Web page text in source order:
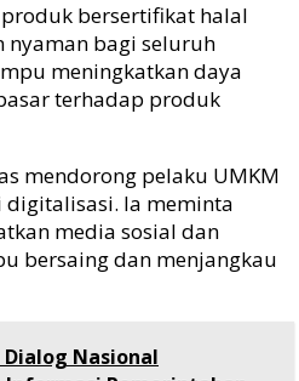
produk bersertifikat halal
nyaman bagi seluruh
meningkatkan daya
terhadap produk
mendorong pelaku UMKM
Ia meminta
media sosial dan
bersaing dan menjangkau
Nasional